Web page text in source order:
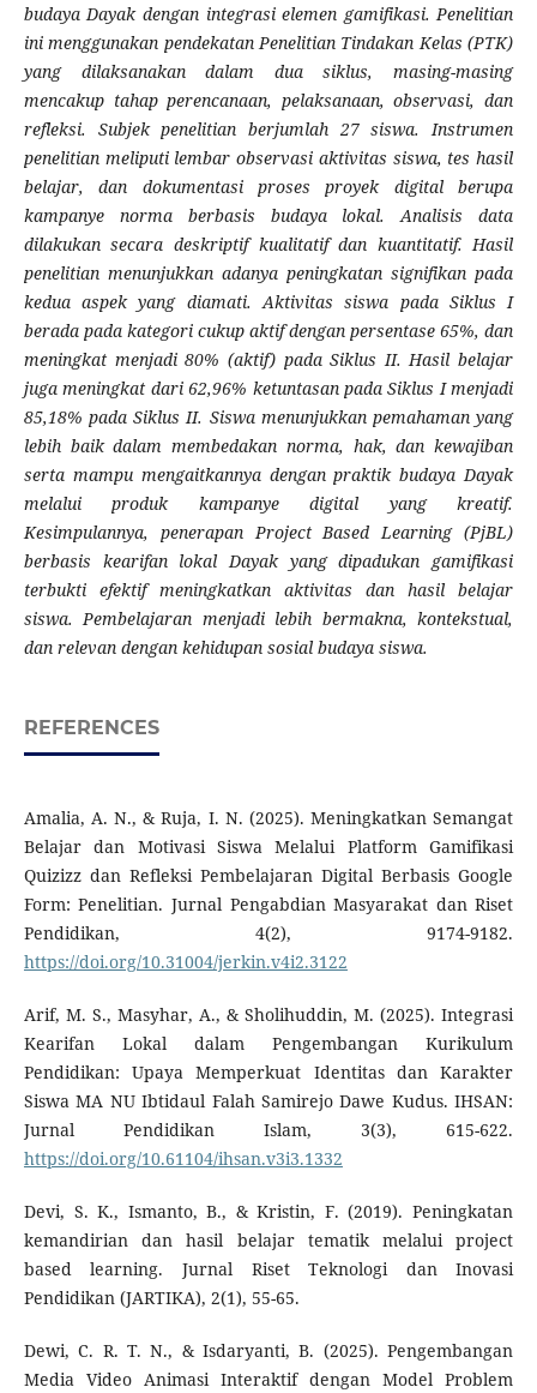
budaya Dayak dengan integrasi elemen gamifikasi. Penelitian
ini menggunakan pendekatan Penelitian Tindakan Kelas (PTK)
yang dilaksanakan dalam dua siklus, masing-masing
mencakup tahap perencanaan, pelaksanaan, observasi, dan
refleksi. Subjek penelitian berjumlah 27 siswa. Instrumen
penelitian meliputi lembar observasi aktivitas siswa, tes hasil
belajar, dan dokumentasi proses proyek digital berupa
kampanye norma berbasis budaya lokal. Analisis data
dilakukan secara deskriptif kualitatif dan kuantitatif. Hasil
penelitian menunjukkan adanya peningkatan signifikan pada
kedua aspek yang diamati. Aktivitas siswa pada Siklus I
berada pada kategori cukup aktif dengan persentase 65%, dan
meningkat menjadi 80% (aktif) pada Siklus II. Hasil belajar
juga meningkat dari 62,96% ketuntasan pada Siklus I menjadi
85,18% pada Siklus II. Siswa menunjukkan pemahaman yang
lebih baik dalam membedakan norma, hak, dan kewajiban
serta mampu mengaitkannya dengan praktik budaya Dayak
melalui produk kampanye digital yang kreatif.
Kesimpulannya, penerapan Project Based Learning (PjBL)
berbasis kearifan lokal Dayak yang dipadukan gamifikasi
terbukti efektif meningkatkan aktivitas dan hasil belajar
siswa. Pembelajaran menjadi lebih bermakna, kontekstual,
dan relevan dengan kehidupan sosial budaya siswa.
REFERENCES
Amalia, A. N., & Ruja, I. N. (2025). Meningkatkan Semangat
Belajar dan Motivasi Siswa Melalui Platform Gamifikasi
Quizizz dan Refleksi Pembelajaran Digital Berbasis Google
Form: Penelitian. Jurnal Pengabdian Masyarakat dan Riset
Pendidikan, 4(2), 9174-9182.
https://doi.org/10.31004/jerkin.v4i2.3122
Arif, M. S., Masyhar, A., & Sholihuddin, M. (2025). Integrasi
Kearifan Lokal dalam Pengembangan Kurikulum
Pendidikan: Upaya Memperkuat Identitas dan Karakter
Siswa MA NU Ibtidaul Falah Samirejo Dawe Kudus. IHSAN:
Jurnal Pendidikan Islam, 3(3), 615-622.
https://doi.org/10.61104/ihsan.v3i3.1332
Devi, S. K., Ismanto, B., & Kristin, F. (2019). Peningkatan
kemandirian dan hasil belajar tematik melalui project
based learning. Jurnal Riset Teknologi dan Inovasi
Pendidikan (JARTIKA), 2(1), 55-65.
Dewi, C. R. T. N., & Isdaryanti, B. (2025). Pengembangan
Media Video Animasi Interaktif dengan Model Problem